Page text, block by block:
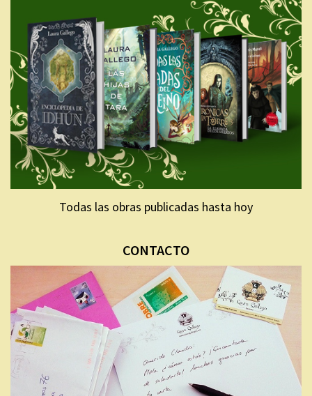
Todas las obras publicadas hasta hoy
CONTACTO